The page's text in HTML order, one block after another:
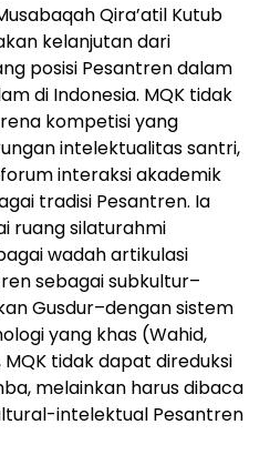
Qira’atil Kutub
kelanjutan dari
posisi Pesantren dalam
di Indonesia. MQK tidak
kompetisi yang
intelektualitas santri,
interaksi akademik
tradisi Pesantren. Ia
ruang silaturahmi
wadah artikulasi
sebagai subkultur–
Gusdur–dengan sistem
yang khas (Wahid,
MQK tidak dapat direduksi
melainkan harus dibaca
intelektual Pesantren